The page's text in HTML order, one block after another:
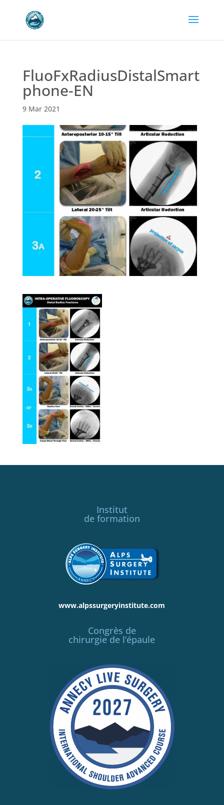
FluoFxRadiusDistalSmart
phone-EN
9 Mar 2021
Institut
de formation
www.alpssurgeryinstitute.com
Congrès de
chirurgie de l’épaule